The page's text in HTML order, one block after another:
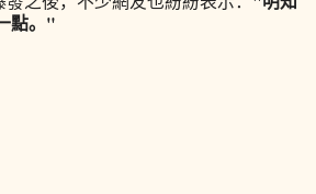
點。"